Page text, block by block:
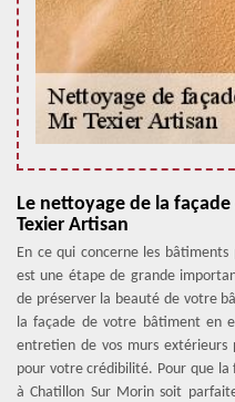
Le nettoyage de la
Texier Artisan
En ce qui concerne les
est une étape de grande
de préserver la beauté de votre
la façade de votre bâtiment en
entretien de vos murs extérieurs
pour votre crédibilité. Pour que
à Chatillon Sur Morin soit